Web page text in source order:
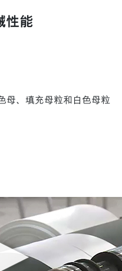
性能
母、填充母粒和白色母粒